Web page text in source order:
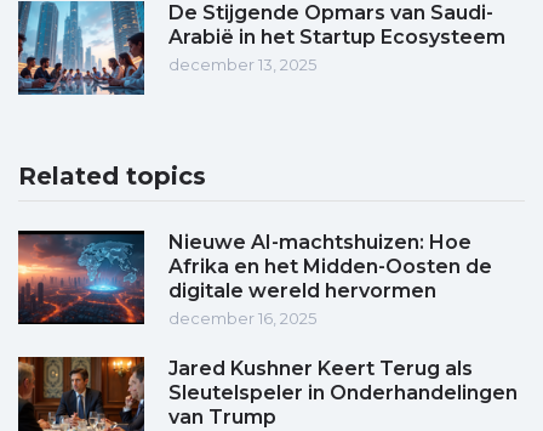
De Stijgende Opmars van Saudi-
Arabië in het Startup Ecosysteem
december 13, 2025
Related topics
Nieuwe AI-machtshuizen: Hoe
Afrika en het Midden-Oosten de
digitale wereld hervormen
december 16, 2025
Jared Kushner Keert Terug als
Sleutelspeler in Onderhandelingen
van Trump